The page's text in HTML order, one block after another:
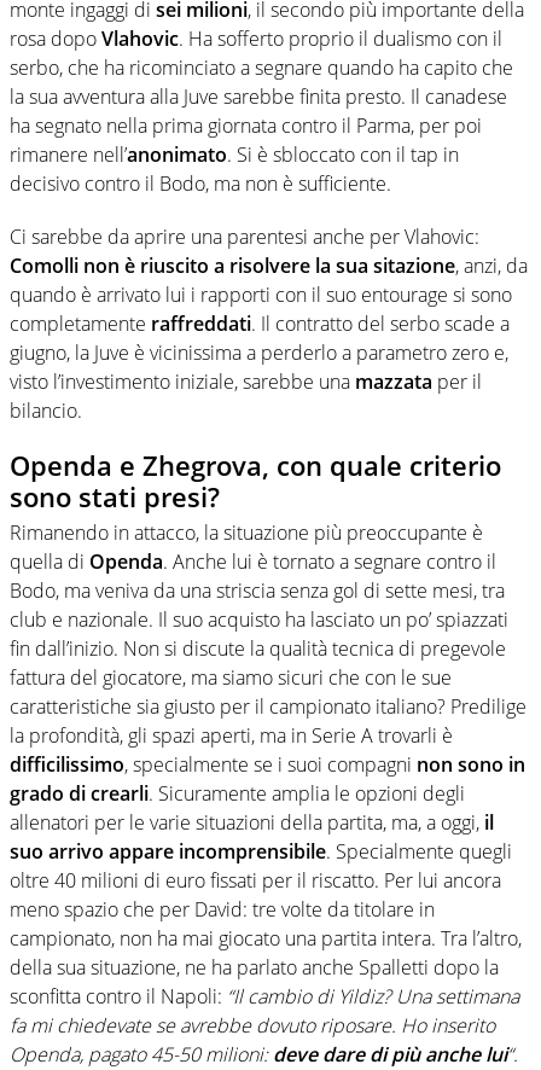
monte ingaggi di sei milioni, il secondo più importante della
rosa dopoVlahovic. Ha sofferto proprio il dualismo con il
serbo, che ha ricominciato a segnare quando ha capito che
la sua avventura alla Juve sarebbe finita presto. Il canadese
ha segnato nella prima giornata contro il Parma, per poi
rimanere nell’anonimato. Si è sbloccato con il tap in
decisivo contro il Bodo, ma non è sufficiente.
Ci sarebbe da aprire una parentesi anche per Vlahovic:
Comolli non è riuscito a risolvere la sua sitazione, anzi, da
quando è arrivato lui i rapporti con il suo entourage si sono
completamente raffreddati. Il contratto del serbo scade a
giugno, la Juve è vicinissima a perderlo a parametro zero e,
visto l’investimento iniziale, sarebbe una mazzata per il
bilancio.
Openda e Zhegrova, con quale criterio
sono stati presi?
Rimanendo in attacco, la situazione più preoccupante è
quella di Openda. Anche lui è tornato a segnare contro il
Bodo, ma veniva da una striscia senza gol di sette mesi, tra
club e nazionale. Il suo acquisto ha lasciato un po’ spiazzati
fin dall’inizio. Non si discute la qualità tecnica di pregevole
fattura del giocatore, ma siamo sicuri che con le sue
caratteristiche sia giusto per il campionato italiano? Predilige
la profondità, gli spazi aperti, ma in Serie A trovarli è
difficilissimo, specialmente se i suoi compagni non sono in
grado di crearli. Sicuramente amplia le opzioni degli
allenatori per le varie situazioni della partita, ma, a oggi, il
suo arrivo appare incomprensibile. Specialmente quegli
oltre 40 milioni di euro fissati per il riscatto. Per lui ancora
meno spazio che per David: tre volte da titolare in
campionato, non ha mai giocato una partita intera. Tra l’altro,
della sua situazione, ne ha parlato anche Spalletti dopo la
sconfitta contro il Napoli: “Il cambio di Yildiz? Una settimana
fa mi chiedevate se avrebbe dovuto riposare. Ho inserito
Openda, pagato 45-50 milioni:deve dare di più anche lui“.